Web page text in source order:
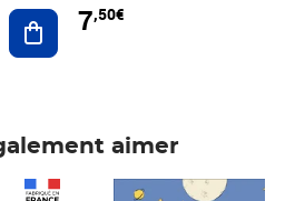
Ajouter au panier
7,50€
aimer
Prix 7,50€